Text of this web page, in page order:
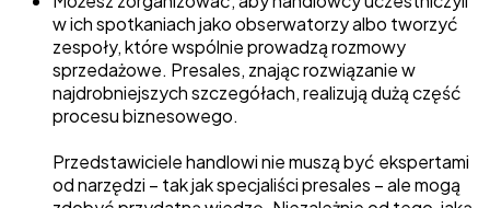
w ich spotkaniach jako obserwatorzy albo tworzyć
zespoły, które wspólnie prowadzą rozmowy
sprzedażowe. Presales, znając rozwiązanie w
najdrobniejszych szczegółach, realizują dużą część
procesu biznesowego.
Przedstawiciele handlowi nie muszą być ekspertami
od narzędzi – tak jak specjaliści presales – ale mogą